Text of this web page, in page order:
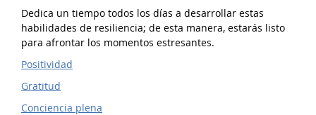
Dedica un tiempo todos los días a desarrollar estas
habilidades de resiliencia; de esta manera, estarás listo
para afrontar los momentos estresantes.
Positividad
Gratitud
Conciencia plena